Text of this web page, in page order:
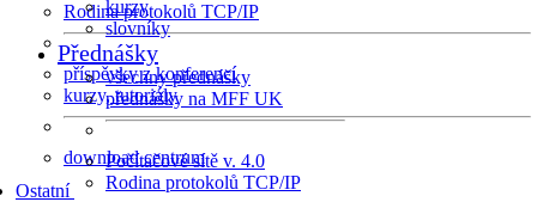
Rodina protokolů TCP/IP
příspěvky z konferencí
kurzy, tutoriály
download centrum
Ostatní
kurzy
slovníky
Přednášky
všechny přednášky
přednášky na MFF UK
Počítačové sítě v. 4.0
Rodina protokolů TCP/IP